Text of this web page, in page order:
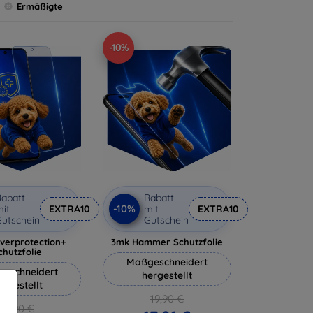
Ermäßigte
EXTRA10
18,90 €
-10%
-10%
Rabatt
mit
Gutschein
EXTRA10
3mk Hammer Schutzfolie
Maßgeschneidert
hergestellt
19,90 €